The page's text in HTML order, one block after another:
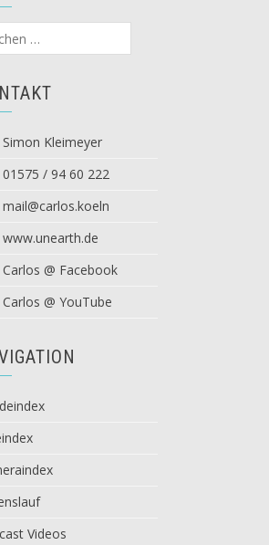
Simon Kleimeyer
01575 / 94 60 222
mail@carlos.koeln
www.unearth.de
Carlos @ Facebook
Carlos @ YouTube
Videos